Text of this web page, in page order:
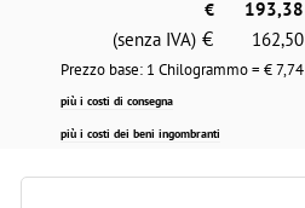
€
193,38
(senza IVA) € 162,50
Prezzo base: 1 Chilogrammo = €7,74
più i costi di consegna
più i costi dei beni ingombranti